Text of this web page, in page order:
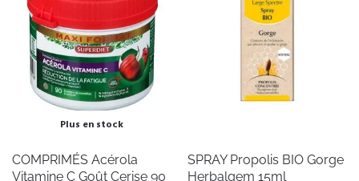
Plus en stock
COMPRIMÉS Acérola
Vitamine C Goût Cerise 90
SPRAY Propolis BIO Gorge
Herbalgem 15ml